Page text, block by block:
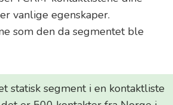
vanlige egenskaper.
som den da segmentet ble
statisk segment i en kontaktliste